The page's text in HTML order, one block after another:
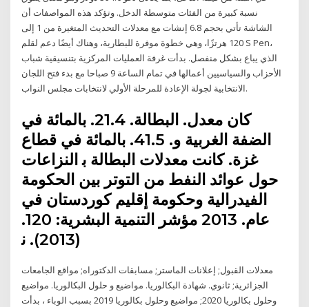
نسبة كبيرة من الفئات متوسطة الدخل. وتؤكد هذه المواصفات أن
الشاشة تأتي بحجم 6.8 إنشات مع معدلات التحديث المتغيرة من 1 إلى
120 هرتزًا، وهي خطوة موفرة للبطارية، وهناك أيضًا دعم لقلم S Pen،
الذي يباع بشكل منفصل. بدأت غرفة العمليات المركزية بتنسيقية شباب
الأحزاب والسياسيين أعمالها في تمام الساعة 9 صباحا مع بدء فتح اللجان
الانتخابية لجولة الإعادة للمرحلة الأولي لانتخابات مجلس النواب.
ﻛﺎﻥ ﻣﻌﺪﻝ. ﺍﻟﺒﻄﺎﻟﺔ. 21.4. ﺑﺎﻟﻤﺎﺋﺔ ﻓﻲ
ﺍﻟﻀﻔﺔ ﺍﻟﻐﺮﺑﻴﺔ ﻭ. 41.5. ﺑﺎﻟﻤﺎﺋﺔ ﻓﻲ ﻗﻄﺎﻉ
ﻏﺰﺓ. ﻛﺎﻧﺖ ﻣﻌﺪﻻﺕ ﺍﻟﺒﻄﺎﻟﺔ ﺑ ﺍﻟﻨﺰﺍﻋﺎﺕ
ﺣﻮﻝ ﻋﻮﺍﺋﺪ ﺍﻟﻨﻔﻂ ﻣﻦ ﺍﻟﺘﻮﺗﺮ ﺑﻴﻦ ﺍﻟﺤﻜﻮﻣﺔ
ﺍﻟﻔﻴﺪﺭﺍﻟﻴﺔ ﻭﺣﻜﻮﻣﺔ ﺇﻗﻠﻴﻢ ﻛﻮﺭﺩﺳﺘﺎﻥ ﻓﻲ
ﻋﺎﻡ. 2013 ﻣﺆﺷﺮ ﺍﻟﺘﻨﻤﻴﺔ ﺍﻟﺒﺸﺮﻳﺔ: 120.
(2013). ﻧ
معدلات القبول; إعلانات الماستر; مسابقات الدكتوراه; مواقع الجامعات
الجزائرية; ثانوي. شهادة البكالوريا. مواضيع و حلول البكالوريا. مواضيع
وحلول بكالوريا 2020; مواضيع وحلول بكالوريا 2019 بسبب الوباء ، بدأت